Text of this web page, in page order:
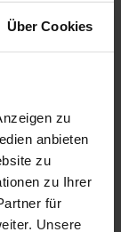
Über Cookies
zu
anbieten
zu
zu Ihrer
für
Unsere